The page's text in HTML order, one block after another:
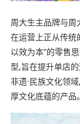
周大生主品牌与
在运营上正从传统
以效为本”的零售
型,旨在提升单店
非遗·民族文化领
厚文化底蕴的产品。